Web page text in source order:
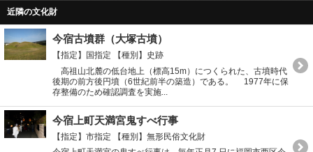
近隣の文化財
今宿古墳群（大塚古墳）
【指定】国指定
【種別】史跡
高祖山北麓の低台地上（標高15m）につくられた、古墳時代
後期の前方後円墳（6世紀前半の築造）である。 1977年に保
存整備のため確認調査を実施...
今宿上町天満宮鬼すべ行事
【指定】市指定
【種別】無形民俗文化財